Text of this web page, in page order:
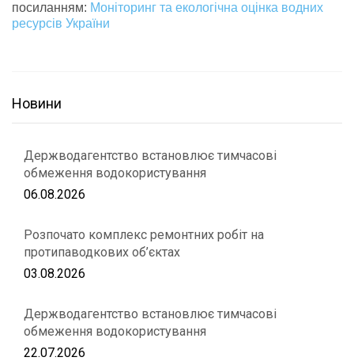
посиланням: Моніторинг та екологічна оцінка водних
ресурсів України
Новини
Держводагентство встановлює тимчасові
обмеження водокористування
06.08.2026
Розпочато комплекс ремонтних робіт на
протипаводкових об’єктах
03.08.2026
Держводагентство встановлює тимчасові
обмеження водокористування
22.07.2026